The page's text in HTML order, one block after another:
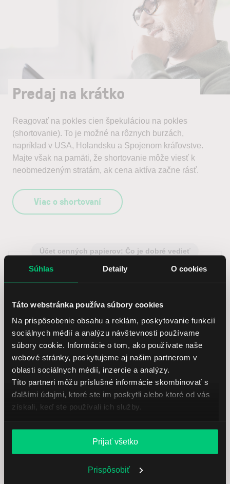
Súhlas Detaily O cookies
Táto webstránka používa súbory cookies
Na prispôsobenie obsahu a reklám, poskytovanie funkcií
sociálnych médií a analýzu návštevnosti používame
súbory cookie. Informácie o tom, ako používate naše
webové stránky, poskytujeme aj našim partnerom v
oblasti sociálnych médií, inzercie a analýzy.
Títo partneri môžu príslušné informácie skombinovať s
ďalšími údajmi, ktoré ste im poskytli alebo ktoré od vás
získali, keď ste používali ich služby.
Prijať všetko
Prispôsobiť
Predaj na krátko
Reagovať na pokles cien špekuláciou na pokles
(shortovanie). To je možné na rôznych burzách,
napríklad v USA, Holandsku a Spojenom kráľovstve.
Majte však na pamäti, že shortovanie môže viesť k
neobmedzeným stratám, ak cena aktíva začne rásť.
Viac o shortovaní
Účet cenných papierov: Čo je dobré vedieť
Čo je investičný účet?
Investičný účet môže byť vedený na meno jednej
alebo viacerých osôb, prípadne na meno
spoločnosti alebo inej právnickej osoby a používa
ETF. V súčasnosti sa s cennými papiermi
obchoduje elektronicky prostredníctvom online
investičnej platformy.